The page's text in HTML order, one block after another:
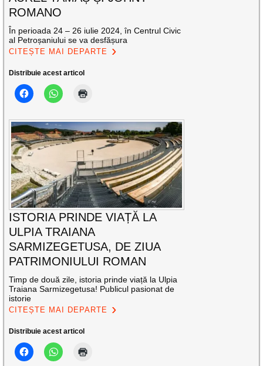
ROMANO
În perioada 24 – 26 iulie 2024, în Centrul Civic
al Petroșaniului se va desfășura
CITEȘTE MAI DEPARTE
Distribuie acest articol
ISTORIA PRINDE VIAȚĂ LA
ULPIA TRAIANA
SARMIZEGETUSA, DE ZIUA
PATRIMONIULUI ROMAN
Timp de două zile, istoria prinde viață la Ulpia
Traiana Sarmizegetusa! Publicul pasionat de
istorie
CITEȘTE MAI DEPARTE
Distribuie acest articol